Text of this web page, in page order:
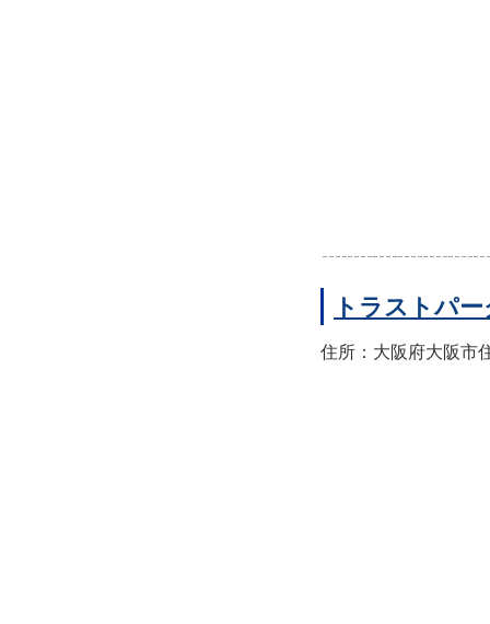
トラストパ
住所：大阪府大阪市